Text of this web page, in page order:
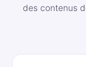
des contenus